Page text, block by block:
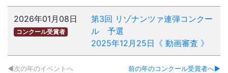
2026年01月08日
コンクール受賞者
第3回 リゾナンツァ連弾コンクー
ル 予選
2025年12月25日《 動画審査 》
次の年のイベントへ 前の年のコンクール受賞者へ